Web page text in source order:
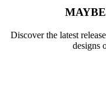
Discover the latest
designs